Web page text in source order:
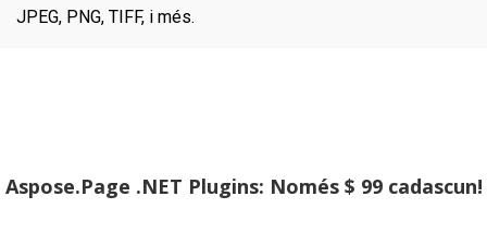
JPEG, PNG, TIFF, i més.
Aspose.Page .NET Plugins: Només $ 99 cadascun!